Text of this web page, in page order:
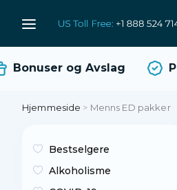
og Avslag
Hjemmeside > Menns ED pakker
Bestselgere
Alkoholisme